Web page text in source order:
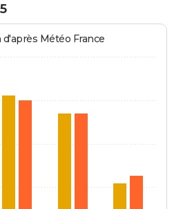
Météo France